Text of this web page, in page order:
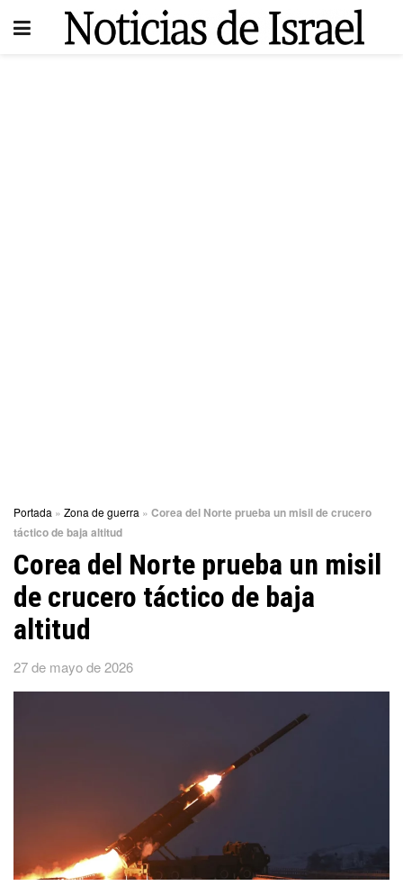
Portada » Zona de guerra » Corea del Norte prueba un misil de crucero
táctico de baja altitud
Corea del Norte prueba un misil
de crucero táctico de baja
altitud
27 de mayo de 2026